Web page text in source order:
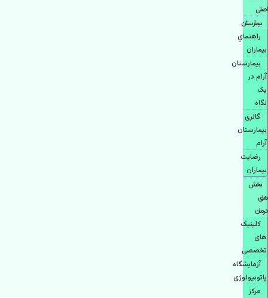
اصلی
بيمارستان
راهنماي
بیماران
بیمارستان
آرام در
یک
نگاه
گالری
بیمارستان
آرام
رضایت
بیماران
بخش
های
درمان
کلینیک
های
تخصصی
آزمایشگاه
پاتوبیولوژی
مرکز